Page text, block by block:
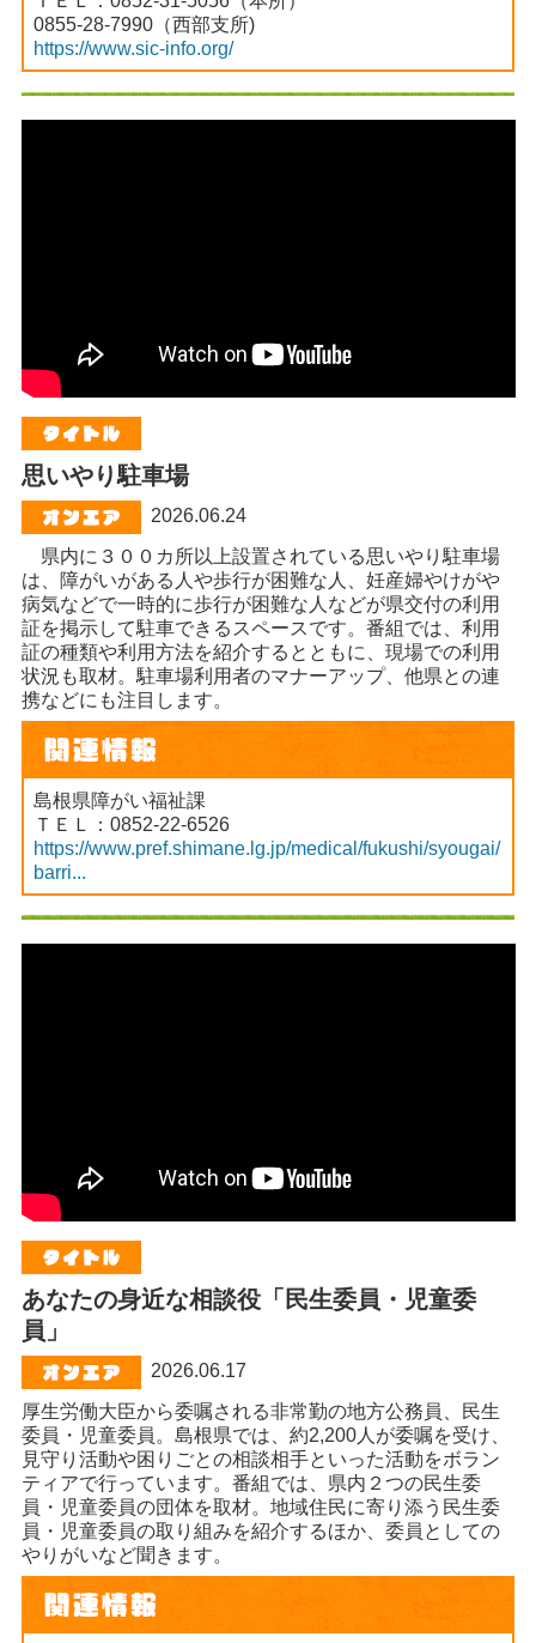
0855-28-7990（西部支所)
https://www.sic-info.org/
思いやり駐車場
2026.06.24
県内に３００カ所以上設置されている思いやり駐車場
は、障がいがある人や歩行が困難な人、妊産婦やけがや
病気などで一時的に歩行が困難な人などが県交付の利用
証を掲示して駐車できるスペースです。番組では、利用
証の種類や利用方法を紹介するとともに、現場での利用
状況も取材。駐車場利用者のマナーアップ、他県との連
携などにも注目します。
島根県障がい福祉課
ＴＥＬ：0852-22-6526
https://www.pref.shimane.lg.jp/medical/fukushi/syougai/
barri...
あなたの身近な相談役「民生委員・児童委
員」
2026.06.17
厚生労働大臣から委嘱される非常勤の地方公務員、民生
委員・児童委員。島根県では、約2,200人が委嘱を受け、
見守り活動や困りごとの相談相手といった活動をボラン
ティアで行っています。番組では、県内２つの民生委
員・児童委員の団体を取材。地域住民に寄り添う民生委
員・児童委員の取り組みを紹介するほか、委員としての
やりがいなど聞きます。